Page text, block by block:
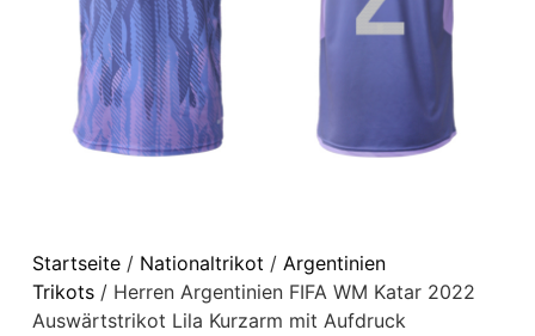
Startseite/ Nationaltrikot / Argentinien
Trikots/ Herren Argentinien FIFA WM Katar 2022
Auswärtstrikot Lila Kurzarm mit Aufdruck